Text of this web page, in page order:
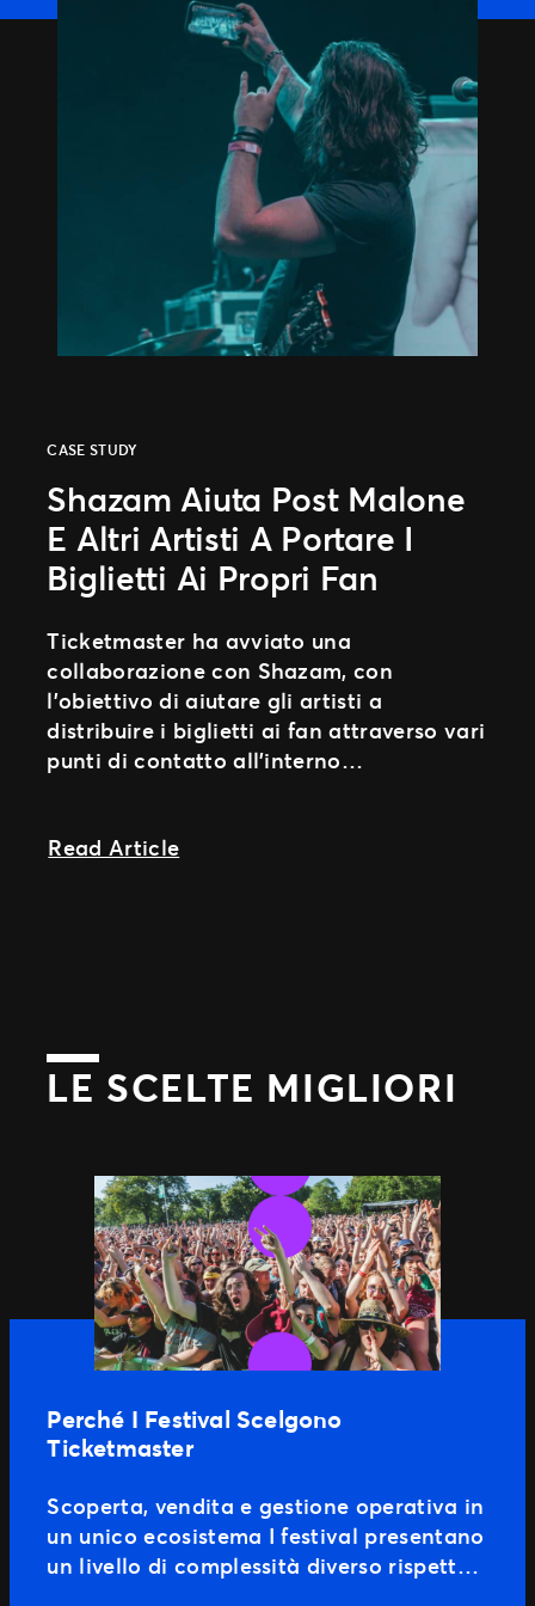
CASE STUDY
Shazam Aiuta Post Malone
E Altri Artisti A Portare I
Biglietti Ai Propri Fan
Ticketmaster ha avviato una
collaborazione con Shazam, con
l’obiettivo di aiutare gli artisti a
distribuire i biglietti ai fan attraverso vari
punti di contatto all’interno
Read Articleabout Shazam aiuta Post
LE SCELTE MIGLIORI
Perché I Festival Scelgono
Ticketmaster
Scoperta, vendita e gestione operativa in
un unico ecosistema I festival presentano
un livello di complessità diverso rispetto